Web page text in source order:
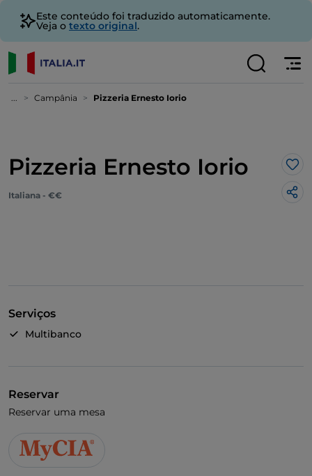
Este conteúdo foi traduzido automaticamente.
Veja o texto original.
... Campânia Pizzeria Ernesto Iorio
Pizzeria Ernesto Iorio
Italiana - €€
Serviços
Multibanco
Reservar
Reservar uma mesa